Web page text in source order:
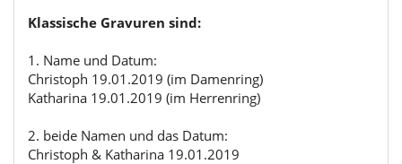
Klassische Gravuren sind:
1. Name und Datum:
Christoph 19.01.2019 (im Damenring)
Katharina 19.01.2019 (im Herrenring)
2. beide Namen und das Datum:
Christoph & Katharina 19.01.2019